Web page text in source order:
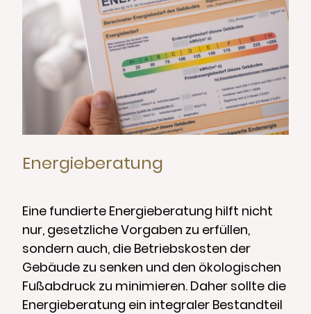
Energieberatung
Eine fundierte Energieberatung hilft nicht
nur, gesetzliche Vorgaben zu erfüllen,
sondern auch, die Betriebskosten der
Gebäude zu senken und den ökologischen
Fußabdruck zu minimieren. Daher sollte die
Energieberatung ein integraler Bestandteil